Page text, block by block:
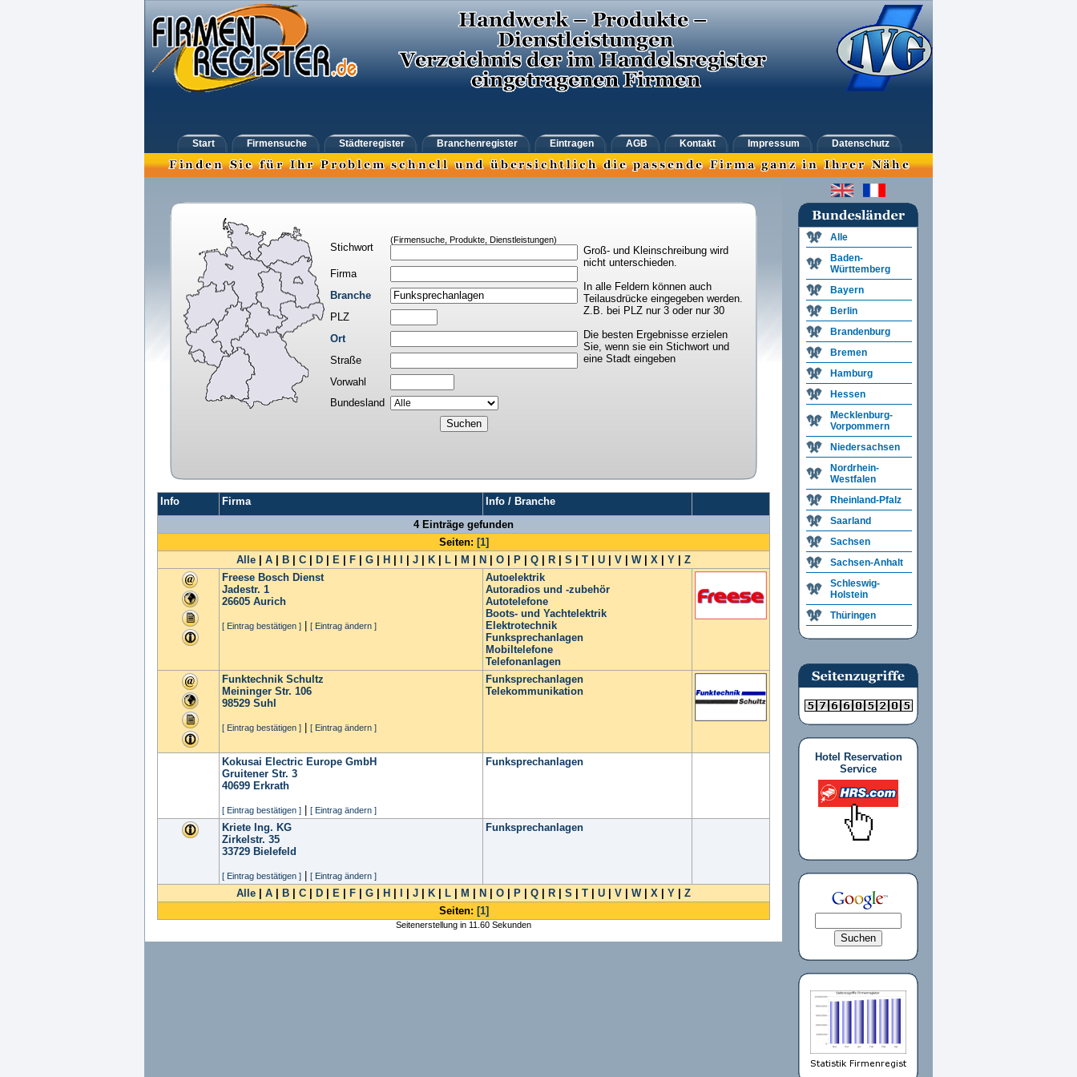
Start Firmensuche Städteregister Branchenregister Eintragen AGB Kontakt Impressum Datenschutz
Stichwort
(Firmensuche, Produkte, Dienstleistungen)
Groß- und Kleinschreibung wird
nicht unterschieden.
In alle Feldern können auch
Teilausdrücke eingegeben werden.
Z.B. bei PLZ nur 3 oder nur 30
Die besten Ergebnisse erzielen
Sie, wenn sie ein Stichwort und
eine Stadt eingeben
Firma
Branche
PLZ
Ort
Straße
Vorwahl
Bundesland
Info Firma
Info / Branche
4 Einträge gefunden
Seiten: [1]
Alle
A B C D E F G H J K L M N O P Q R S T U V W| X Y
Z
Freese Bosch Dienst
Jadestr. 1
26605 Aurich
[ Eintrag bestätigen ] [ Eintrag ändern ]
Autoelektrik
Autoradios und -zubehör
Autotelefone
Boots- und Yachtelektrik
Elektrotechnik
Funksprechanlagen
Mobiltelefone
Telefonanlagen
Funktechnik Schultz
Meininger Str. 106
98529 Suhl
[ Eintrag bestätigen ] [ Eintrag ändern ]
Funksprechanlagen
Telekommunikation
Kokusai Electric Europe GmbH
Gruitener Str. 3
40699 Erkrath
[ Eintrag bestätigen ] [ Eintrag ändern ]
Funksprechanlagen
Kriete Ing. KG
Zirkelstr. 35
33729 Bielefeld
[ Eintrag bestätigen ] [ Eintrag ändern ]
Funksprechanlagen
Alle A B C D E F G H J K L M N O P Q R S T U V W| X Y
Z
Seiten: [1]
Seitenerstellung in 11.60 Sekunden
Alle
Baden-
Württemberg
Bayern
Berlin
Brandenburg
Bremen
Hamburg
Hessen
Mecklenburg-
Vorpommern
Niedersachsen
Nordrhein-
Westfalen
Rheinland-Pfalz
Saarland
Sachsen
Sachsen-Anhalt
Schleswig-
Holstein
Thüringen
Hotel Reservation
Service